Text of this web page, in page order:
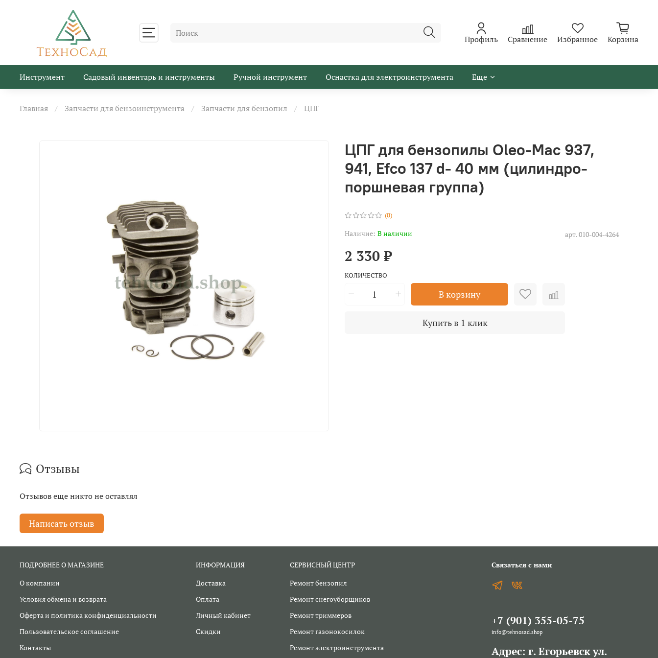
Профиль Сравнение Избранное Корзина
Инструмент Садовый инвентарь и инструменты Ручной инструмент Оснастка для электроинструмента Еще
Главная Запчасти для бензоинструмента Запчасти для бензопил ЦПГ
(0)
арт.010-004-4264
Наличие: В наличии
ЦПГ для бензопилы Oleo-Mac 937,
941, Efco 137 d- 40 мм (цилиндро-
поршневая группа)
2 330 ₽
КОЛИЧЕСТВО
В корзину
Купить в 1 клик
Отзывы
Отзывов еще никто не оставлял
Написать отзыв
ПОДРОБНЕЕ О МАГАЗИНЕ
О компании
Условия обмена и возврата
Оферта и политика конфиденциальности
Пользовательское соглашение
Контакты
ИНФОРМАЦИЯ
Доставка
Оплата
Личный кабинет
Скидки
СЕРВИСНЫЙ ЦЕНТР
Ремонт бензопил
Ремонт снегоуборщиков
Ремонт триммеров
Ремонт газонокосилок
Ремонт электроинструмента
Связаться с нами
+7 (901) 355-05-75
info@tehnosad.shop
Адрес: г. Егорьевск ул.